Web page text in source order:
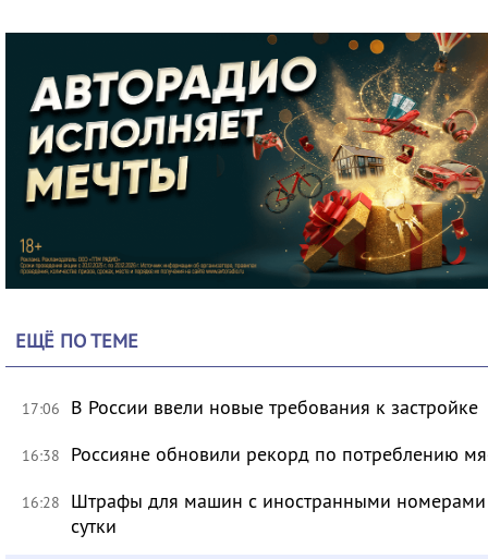
ЕЩЁ ПО ТЕМЕ
17:06 В России ввели новые требования к застройке
16:38 Россияне обновили рекорд по потреблению
16:28
Штрафы для машин с иностранными номерами
сутки